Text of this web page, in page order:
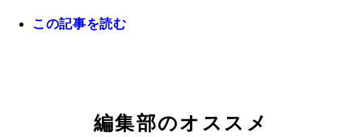
この記事を読む
編集部のオススメ